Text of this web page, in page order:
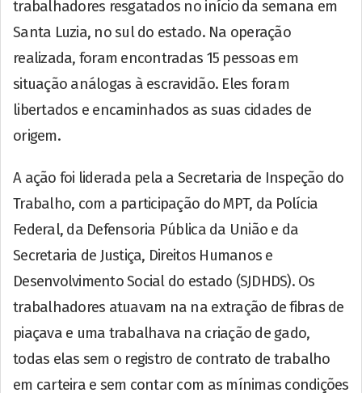
trabalhadores resgatados no início da semana em
Santa Luzia, no sul do estado. Na operação
realizada, foram encontradas 15 pessoas em
situação análogas à escravidão. Eles foram
libertados e encaminhados as suas cidades de
origem.
A ação foi liderada pela a Secretaria de Inspeção do
Trabalho, com a participação do MPT, da Polícia
Federal, da Defensoria Pública da União e da
Secretaria de Justiça, Direitos Humanos e
Desenvolvimento Social do estado (SJDHDS). Os
trabalhadores atuavam na na extração de fibras de
piaçava e uma trabalhava na criação de gado,
todas elas sem o registro de contrato de trabalho
em carteira e sem contar com as mínimas condições